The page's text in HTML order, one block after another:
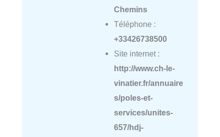
Chemins
Téléphone :
+33426738500
Site internet :
http://www.ch-le-
vinatier.fr/annuaire
s/poles-et-
services/unites-
657/hdj-